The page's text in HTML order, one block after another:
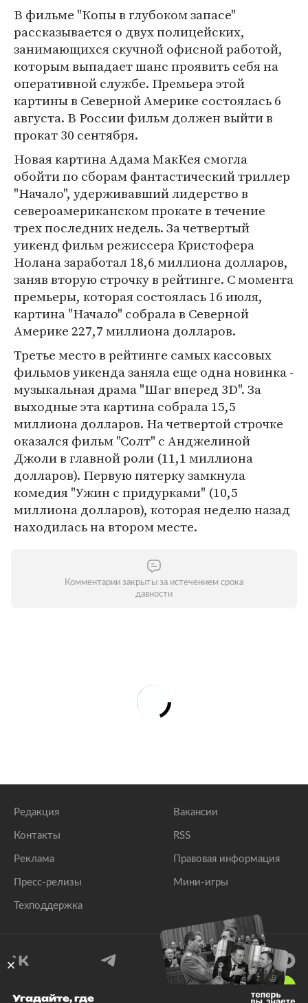
В фильме "Копы в глубоком запасе"
рассказывается о двух полицейских,
занимающихся скучной офисной работой,
которым выпадает шанс проявить себя на
оперативной службе. Премьера этой
картины в Северной Америке состоялась 6
августа. В России фильм должен выйти в
прокат 30 сентября.
Новая картина Адама МакКея смогла
обойти по сборам фантастический триллер
"Начало", удерживавший лидерство в
североамериканском прокате в течение
трех последних недель. За четвертый
уикенд фильм режиссера Кристофера
Нолана заработал 18,6 миллиона долларов,
заняв вторую строчку в рейтинге. С момента
премьеры, которая состоялась 16 июля,
картина "Начало" собрала в Северной
Америке 227,7 миллиона долларов.
Третье место в рейтинге самых кассовых
фильмов уикенда заняла еще одна новинка -
музыкальная драма "Шаг вперед 3D". За
выходные эта картина собрала 15,5
миллиона долларов. На четвертой строчке
оказался фильм "Солт" с Анджелиной
Джоли в главной роли (11,1 миллиона
долларов). Первую пятерку замкнула
комедия "Ужин с придурками" (10,5
миллиона долларов), которая неделю назад
находилась на втором месте.
Комментарии закрыты за истечением срока
давности
Редакция
Контакты
Реклама
Пресс-релизы
Техподдержка
Вакансии
RSS
Правовая информация
Мини-игры
Угадайте, где